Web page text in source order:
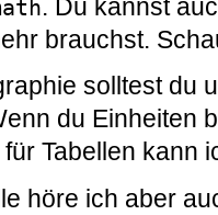
. Du kannst
brauchst.
solltest du
du Einheiten
für Tabellen kann
höre ich aber